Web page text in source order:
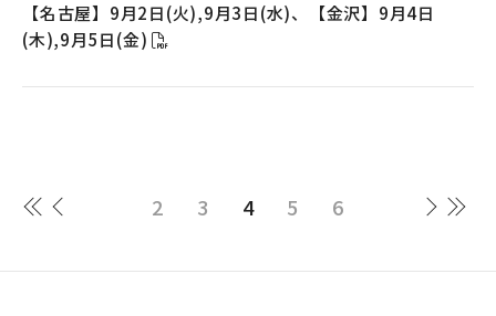
【名古屋】9月2日(火),9月3日(水)、【金沢】9月4日
(木),9月5日(金)
2 3 4 5 6